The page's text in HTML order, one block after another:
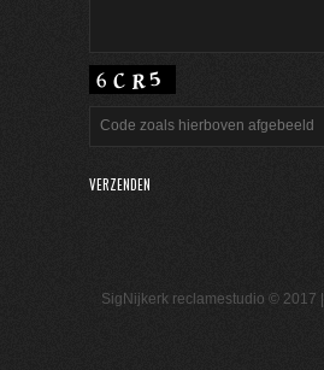
SigNijkerk reclamestudio © 2017 |